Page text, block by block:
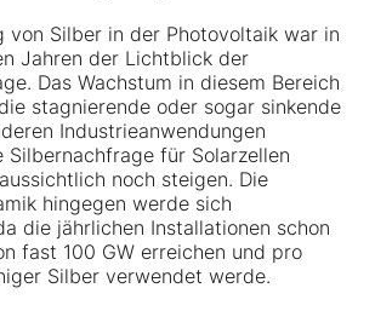
von Silber in der Photovoltaik war in
Jahren der Lichtblick der
Das Wachstum in diesem Bereich
stagnierende oder sogar sinkende
Industrieanwendungen
Silbernachfrage für Solarzellen
noch steigen. Die
hingegen werde sich
die jährlichen Installationen schon
fast 100 GW erreichen und pro
Silber verwendet werde.